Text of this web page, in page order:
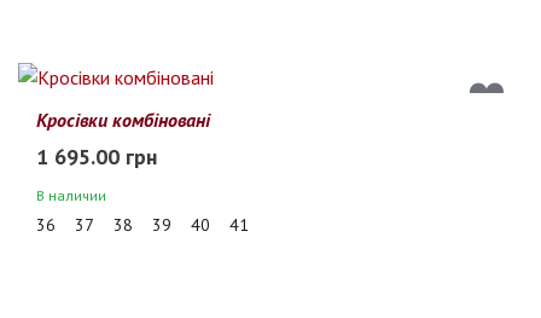
Кросівки комбіновані
1 695.00 грн
В наличии
36 37 38 39 40 41